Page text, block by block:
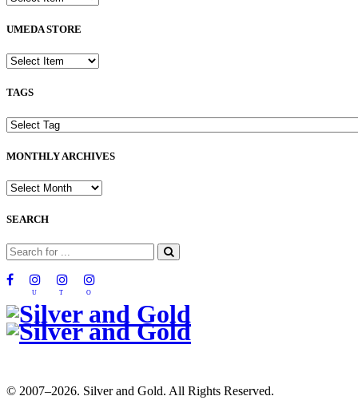
UMEDA STORE
TAGS
MONTHLY ARCHIVES
SEARCH
U T O
© 2007–2026. Silver and Gold. All Rights Reserved.